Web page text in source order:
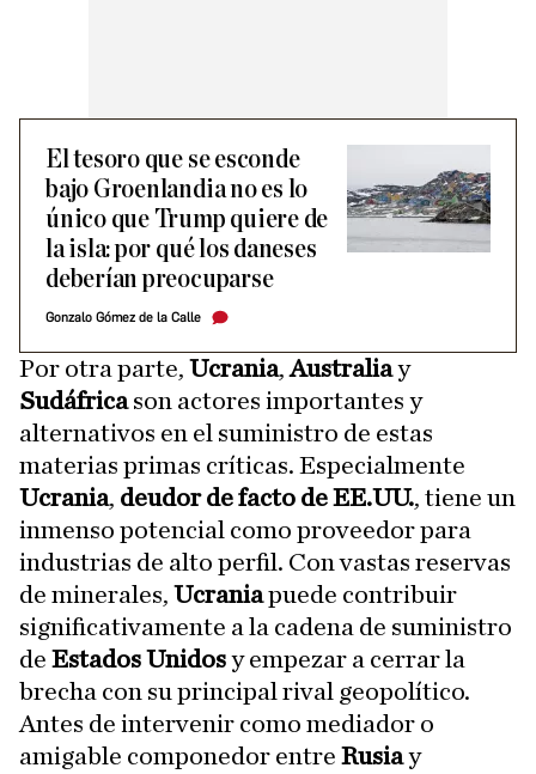
El tesoro que se esconde
bajo Groenlandia no es lo
único que Trump quiere de
la isla: por qué los daneses
deberían preocuparse
Gonzalo Gómez de la Calle
Por otra parte, Ucrania,Australiay
Sudáfricason actores importantes y
alternativos en el suministro de estas
materias primas críticas. Especialmente
Ucrania, deudor de facto de EE.UU., tiene un
inmenso potencial como proveedor para
industrias de alto perfil. Con vastas reservas
de minerales, Ucraniapuede contribuir
significativamente a la cadena de suministro
de Estados Unidosy empezar a cerrar la
brecha con su principal rival geopolítico.
Antes de intervenir como mediador o
amigable componedor entre Rusiay